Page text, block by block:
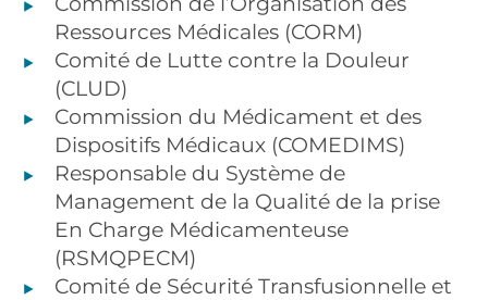
Ressources Médicales (CORM)
Comité de Lutte contre la Douleur
(CLUD)
Commission du Médicament et des
Dispositifs Médicaux (COMEDIMS)
Responsable du Système de
Management de la Qualité de la prise
En Charge Médicamenteuse
(RSMQPECM)
Comité de Sécurité Transfusionnelle et